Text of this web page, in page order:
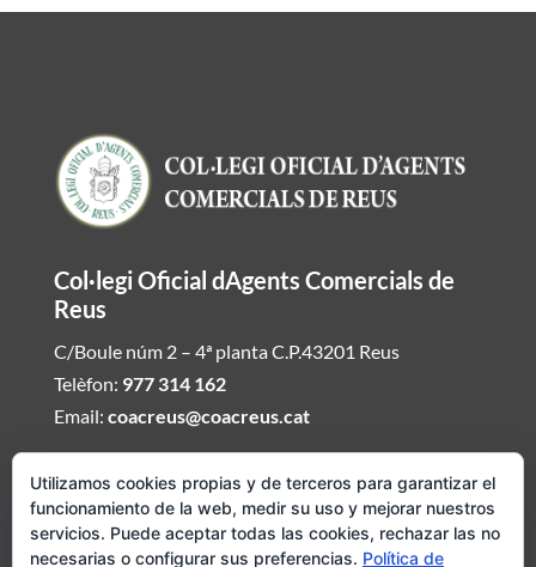
Col·legi Oficial dAgents Comercials de
Reus
C/Boule núm 2 – 4ª planta C.P.43201 Reus
Telèfon: 977 314 162
Email: coacreus@coacreus.cat
Horari del Col·legi dAgents Comercials
De dilluns a divendres de 16:00h a 19:30h
Utilizamos cookies propias y de terceros para garantizar el
funcionamiento de la web, medir su uso y mejorar nuestros
servicios. Puede aceptar todas las cookies, rechazar las no
necesarias o configurar sus preferencias. Política de